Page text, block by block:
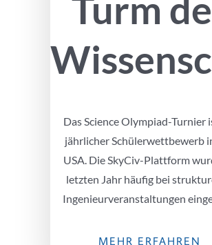
Das Science Olympiad-Turnier
jährlicher Schülerwettbewerb
USA. Die SkyCiv-Plattform
letzten Jahr häufig bei
Ingenieurveranstaltungen
MEHR ERFAHREN